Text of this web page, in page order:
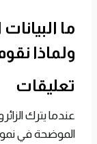
ما
ولماذا
تعليقات
عندما يترك